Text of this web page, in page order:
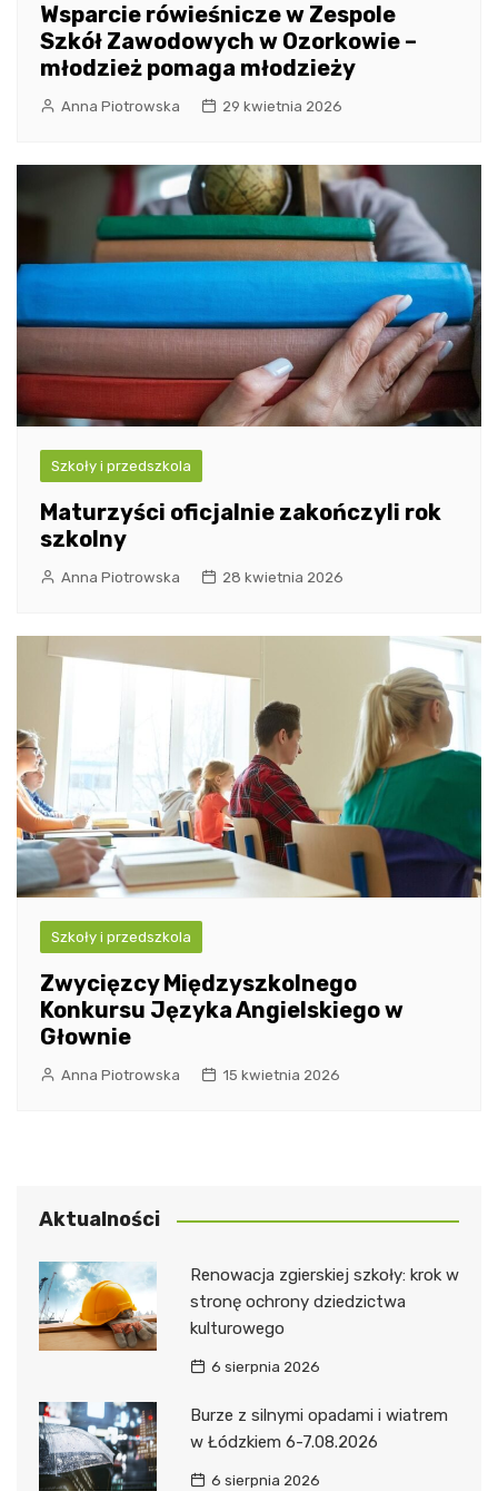
Wsparcie rówieśnicze w Zespole
Szkół Zawodowych w Ozorkowie –
młodzież pomaga młodzieży
Anna Piotrowska 29 kwietnia 2026
Szkoły i przedszkola
Maturzyści oficjalnie zakończyli rok
szkolny
Anna Piotrowska 28 kwietnia 2026
Szkoły i przedszkola
Zwycięzcy Międzyszkolnego
Konkursu Języka Angielskiego w
Głownie
Anna Piotrowska 15 kwietnia 2026
Aktualności
Renowacja zgierskiej szkoły: krok w
stronę ochrony dziedzictwa
kulturowego
6 sierpnia 2026
Burze z silnymi opadami i wiatrem
w Łódzkiem 6-7.08.2026
6 sierpnia 2026